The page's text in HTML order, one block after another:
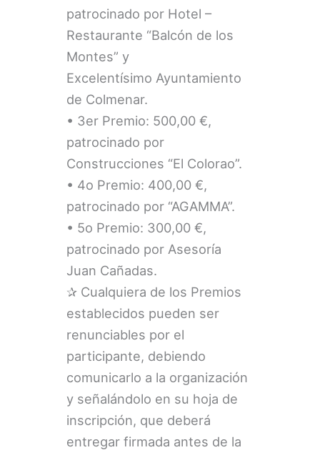
patrocinado por Hotel –
Restaurante “Balcón de los
Montes” y
Excelentísimo Ayuntamiento
de Colmenar.
• 3er Premio: 500,00 €,
patrocinado por
Construcciones “El Colorao”.
• 4o Premio: 400,00 €,
patrocinado por “AGAMMA”.
• 5o Premio: 300,00 €,
patrocinado por Asesoría
Juan Cañadas.
✰ Cualquiera de los Premios
establecidos pueden ser
renunciables por el
participante, debiendo
comunicarlo a la organización
y señalándolo en su hoja de
inscripción, que deberá
entregar firmada antes de la